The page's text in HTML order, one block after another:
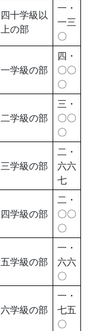
四十学級以
上の部
一・
一三
〇
一学級の部
四・
〇〇
〇
二学級の部
三・
〇〇
〇
三学級の部
二・
六六
七
四学級の部
二・
〇〇
〇
五学級の部
一・
六六
〇
六学級の部
一・
七五
〇